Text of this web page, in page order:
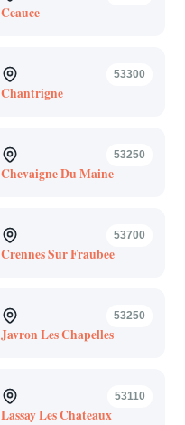
Ceauce
53300
Chantrigne
53250
Chevaigne Du Maine
53700
Crennes Sur Fraubee
53250
Javron Les Chapelles
53110
Lassay Les Chateaux